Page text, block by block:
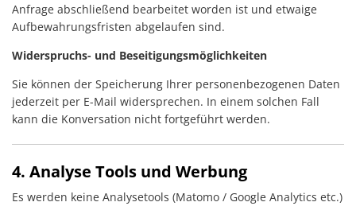
Anfrage abschließend bearbeitet worden ist und etwaige
Aufbewahrungsfristen abgelaufen sind.
Widerspruchs- und Beseitigungsmöglichkeiten
Sie können der Speicherung Ihrer personenbezogenen Daten
jederzeit per E-Mail widersprechen. In einem solchen Fall
kann die Konversation nicht fortgeführt werden.
4. Analyse Tools und Werbung
Es werden keine Analysetools (Matomo / Google Analytics etc.)